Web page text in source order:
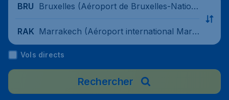
BRU Bruxelles (Aéroport de Bruxelles-Nation
RAK Marrakech (Aéroport international Marr
akech-Ménara), Maroc
Vols directs
Rechercher